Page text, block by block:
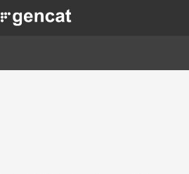
Vés
al
. Obre en una nova finestra.